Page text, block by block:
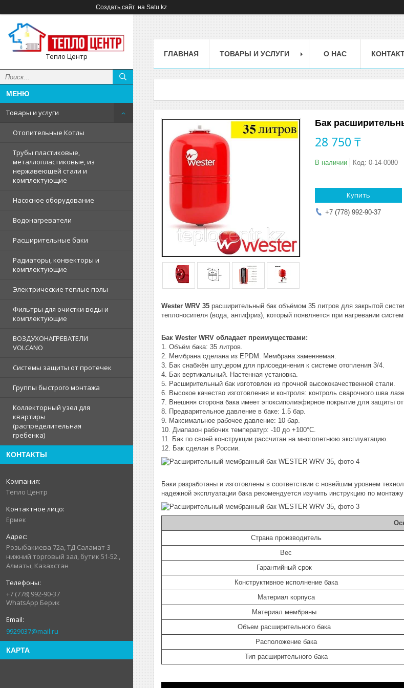
Создать сайт на Satu.kz
Тепло Центр
Товары и услуги
Отопительные Котлы
Трубы пластиковые,
металлопластиковые, из
нержавеющей стали и
комплектующие
Насосное оборудование
Водонагреватели
Расширительные баки
Радиаторы, конвекторы и
комплектующие
Электрические теплые полы
Фильтры для очистки воды и
комплектующие
ВОЗДУХОНАГРЕВАТЕЛИ
VOLCANO
Системы защиты от протечек
Группы быстрого монтажа
Коллекторный узел для
квартиры
(распределительная
гребенка)
КОНТАКТЫ
Тепло Центр
Ермек
Розыбакиева 72а, ТД Саламат-3
нижний торговый зал, бутик 51-52.,
Алматы, Казахстан
+7 (778) 992-90-37
WhatsApp Берик
9929037@mail.ru
КАРТА
ГЛАВНАЯ ТОВАРЫ И УСЛУГИ О НАС
Бак
28 750 ₸
В наличии Код: 0-14-0080
Купить
+7 (778) 992-90-37
Wester WRV 35 расширительный бак объёмом 35 литров для закрытой
теплоносителя (вода, антифриз), который появляется при нагревании
Бак Wester WRV обладает преимуществами:
1. Объём бака: 35 литров.
2. Мембрана сделана из EPDM. Мембрана заменяемая.
3. Бак снабжён штуцером для присоединения к системе отопления 3/4.
4. Бак вертикальный. Настенная установка.
5. Расширительный бак изготовлен из прочной высококачественной стали.
6. Высокое качество изготовления и контроля: контроль сварочного шва
7. Внешняя сторона бака имеет эпоксиполиэфирное покрытие для защиты от
8. Предварительное давление в баке: 1.5 бар.
9. Максимальное рабочее давление: 10 бар.
10. Диапазон рабочих температур: -10 до +100°С.
11. Бак по своей конструкции рассчитан на многолетнюю эксплуатацию.
12. Бак сделан в России.
Баки разработаны и изготовлены в соответствии с новейшим уровнем
надежной эксплуатации бака рекомендуется изучить инструкцию по
Страна производитель
Вес
Гарантийный срок
Конструктивное исполнение бака
Материал корпуса
Материал мембраны
Объем расширительного бака
Расположение бака
Тип расширительного бака